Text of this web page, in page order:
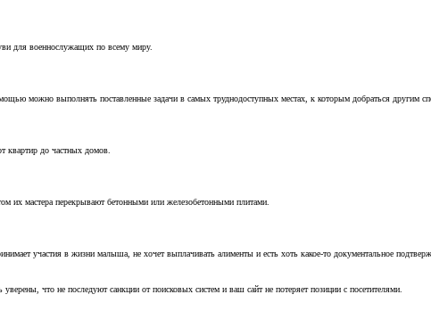
для военнослужащих по всему миру.
можно выполнять поставленные задачи в самых труднодоступных местах, к которым добраться другим
квартир до частных домов.
их мастера перекрывают бетонными или железобетонными плитами.
участия в жизни малыша, не хочет выплачивать алименты и есть хоть какое-то документальное
что не последуют санкции от поисковых систем и ваш сайт не потеряет позиции с посетителями.